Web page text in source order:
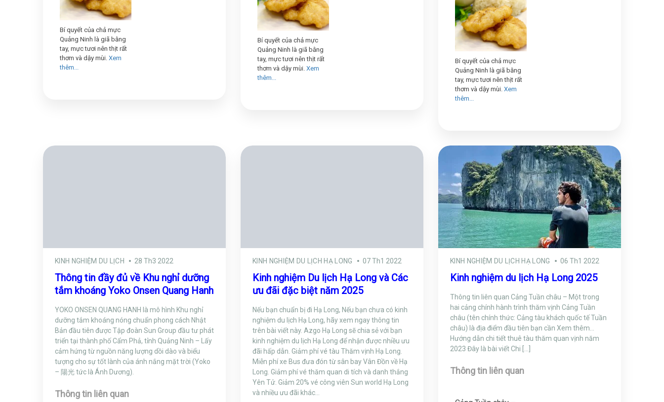
Bí quyết của chả mực
Quảng Ninh là giã bằng
tay, mực tươi nên thịt rất
thơm và dậy mùi. Xem
thêm...
Bí quyết của chả mực
Quảng Ninh là giã bằng
tay, mực tươi nên thịt rất
thơm và dậy mùi. Xem
thêm...
Bí quyết của chả mực
Quảng Ninh là giã bằng
tay, mực tươi nên thịt rất
thơm và dậy mùi. Xem
thêm...
KINH NGHIỆM DU LỊCH 28 Th3 2022
Thông tin đầy đủ về Khu nghỉ dưỡng
tắm khoáng Yoko Onsen Quang Hanh
YOKO ONSEN QUANG HANH là mô hình Khu nghỉ
dưỡng tắm khoáng nóng chuẩn phong cách Nhật
Bản đầu tiên được Tập đoàn Sun Group đầu tư phát
triển tại thành phố Cẩm Phả, tỉnh Quảng Ninh – Lấy
cảm hứng từ nguồn năng lượng dồi dào và biểu
tượng cho sự tốt lành của ánh nắng mặt trời (Yoko
– 陽光 tức là Ánh Dương).
Thông tin liên quan
KINH NGHIỆM DU LỊCH HẠ LONG 07 Th1 2022
Kinh nghiệm Du lịch Hạ Long và Các
ưu đãi đặc biệt năm 2025
Nếu bạn chuẩn bị đi Hạ Long, Nếu bạn chưa có kinh
nghiệm du lịch Hạ Long, hãy xem ngay thông tin
trên bài viết này. Azgo Hạ Long sẽ chia sẻ với bạn
kinh nghiệm du lịch Hạ Long để nhận được nhiều ưu
đãi hấp dẫn. Giảm phí vé tàu Thăm vịnh Hạ Long.
Miễn phí xe Bus đưa đón từ sân bay Vân Đồn về Hạ
Long. Giảm phí vé thăm quan di tích và danh thắng
Yên Tử. Giảm 20% vé công viên Sun world Hạ Long
và nhiều ưu đãi khác…
KINH NGHIỆM DU LỊCH HẠ LONG 06 Th1 2022
Kinh nghiệm du lịch Hạ Long 2025
Thông tin liên quan Cảng Tuần châu – Một trong
hai cảng chính hành trình thăm vịnh Cảng Tuần
châu (tên chính thức: Cảng tàu khách quốc tế Tuần
châu) là địa điểm đầu tiên bạn cần Xem thêm…
Hướng dẫn chi tiết thuê tàu thăm quan vịnh năm
2023 Đây là bài viết Chi […]
Thông tin liên quan